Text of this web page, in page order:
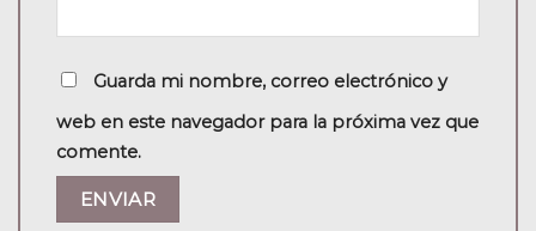
Guarda mi nombre, correo electrónico y
web en este navegador para la próxima vez que
comente.